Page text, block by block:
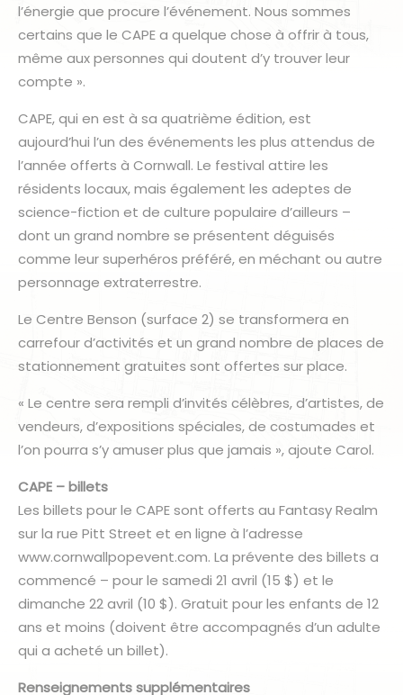
l’énergie que procure l’événement. Nous sommes
certains que le CAPE a quelque chose à offrir à tous,
même aux personnes qui doutent d’y trouver leur
compte ».
CAPE, qui en est à sa quatrième édition, est
aujourd’hui l’un des événements les plus attendus de
l’année offerts à Cornwall. Le festival attire les
résidents locaux, mais également les adeptes de
science-fiction et de culture populaire d’ailleurs –
dont un grand nombre se présentent déguisés
comme leur superhéros préféré, en méchant ou autre
personnage extraterrestre.
Le Centre Benson (surface 2) se transformera en
carrefour d’activités et un grand nombre de places de
stationnement gratuites sont offertes sur place.
« Le centre sera rempli d’invités célèbres, d’artistes, de
vendeurs, d’expositions spéciales, de costumades et
l’on pourra s’y amuser plus que jamais », ajoute Carol.
CAPE – billets
Les billets pour le CAPE sont offerts au Fantasy Realm
sur la rue Pitt Street et en ligne à l’adresse
www.cornwallpopevent.com. La prévente des billets a
commencé – pour le samedi 21 avril (15 $) et le
dimanche 22 avril (10 $). Gratuit pour les enfants de 12
ans et moins (doivent être accompagnés d’un adulte
qui a acheté un billet).
Renseignements supplémentaires